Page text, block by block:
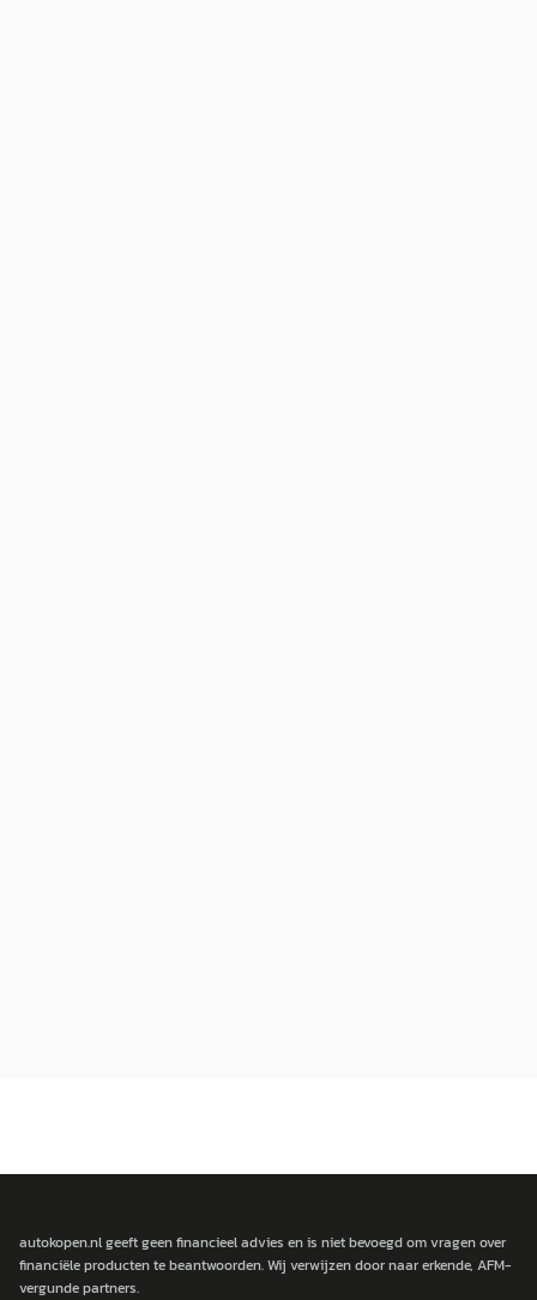
autokopen.nl geeft geen financieel advies en is niet bevoegd om vragen over
financiële producten te beantwoorden. Wij verwijzen door naar erkende, AFM-
vergunde partners.